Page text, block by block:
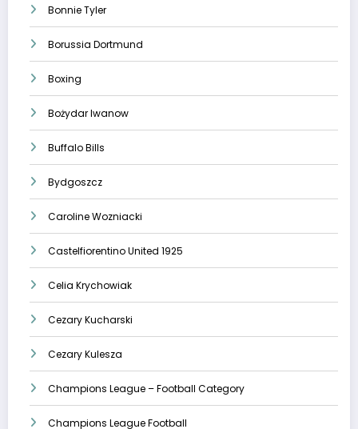
Bonnie Tyler
Borussia Dortmund
Boxing
Bożydar Iwanow
Buffalo Bills
Bydgoszcz
Caroline Wozniacki
Castelfiorentino United 1925
Celia Krychowiak
Cezary Kucharski
Cezary Kulesza
Champions League – Football Category
Champions League Football